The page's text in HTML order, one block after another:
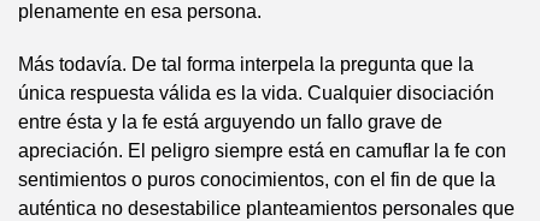
plenamente en esa persona.
Más todavía. De tal forma interpela la pregunta que la
única respuesta válida es la vida. Cualquier disociación
entre ésta y la fe está arguyendo un fallo grave de
apreciación. El peligro siempre está en camuflar la fe con
sentimientos o puros conocimientos, con el fin de que la
auténtica no desestabilice planteamientos personales que